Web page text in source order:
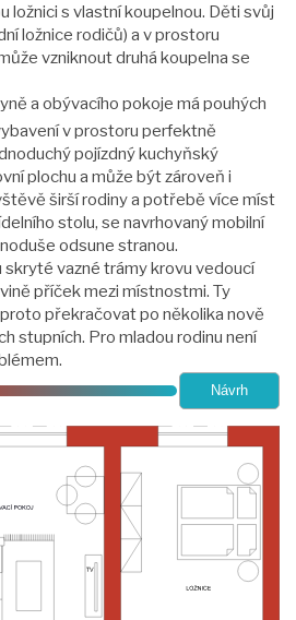
ložnici s vlastní koupelnou. Děti svůj
ložnice rodičů) a v prostoru
vzniknout druhá koupelna se
a obývacího pokoje má pouhých
v prostoru perfektně
pojízdný kuchyňský
plochu a může být zároveň i
širší rodiny a potřebě více míst
stolu, se navrhovaný mobilní
odsune stranou.
skryté vazné trámy krovu vedoucí
příček mezi místnostmi. Ty
překračovat po několika nově
stupních. Pro mladou rodinu není
Návrh